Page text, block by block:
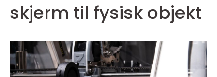
skjerm til fysisk objekt